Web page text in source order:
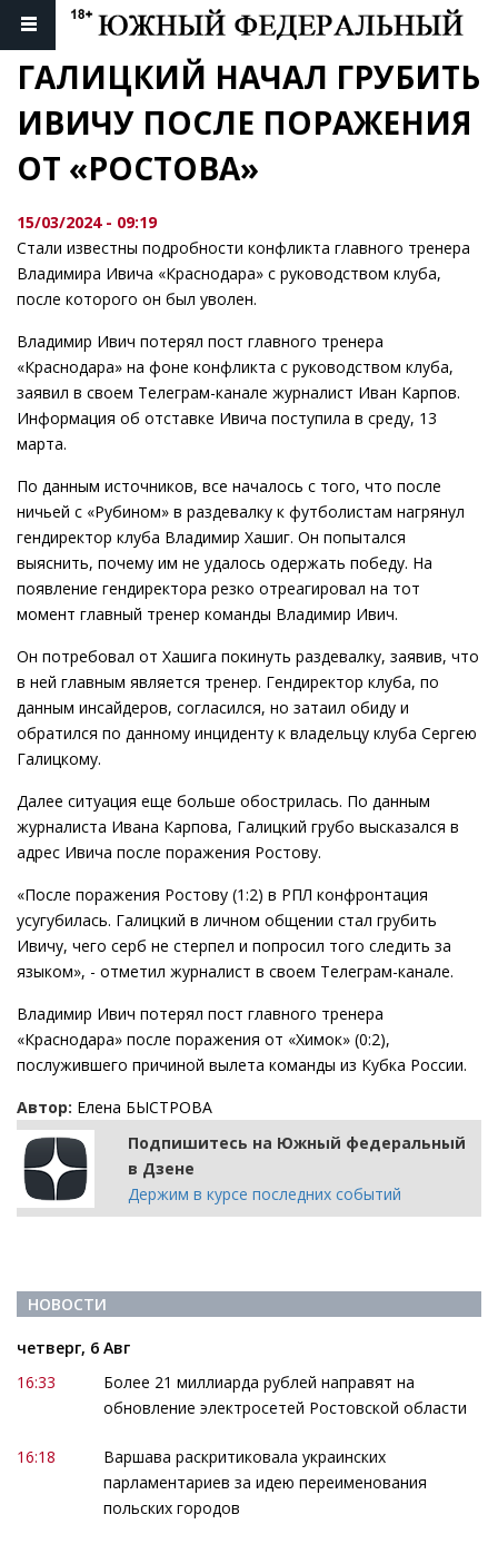
ГАЛИЦКИЙ НАЧАЛ ГРУБИТЬ
ИВИЧУ ПОСЛЕ ПОРАЖЕНИЯ
ОТ «РОСТОВА»
15/03/2024 - 09:19
Стали известны подробности конфликта главного тренера
Владимира Ивича «Краснодара» с руководством клуба,
после которого он был уволен.
Владимир Ивич потерял пост главного тренера
«Краснодара» на фоне конфликта с руководством клуба,
заявил в своем Телеграм-канале журналист Иван Карпов.
Информация об отставке Ивича поступила в среду, 13
марта.
По данным источников, все началось с того, что после
ничьей с «Рубином» в раздевалку к футболистам нагрянул
гендиректор клуба Владимир Хашиг. Он попытался
выяснить, почему им не удалось одержать победу. На
появление гендиректора резко отреагировал на тот
момент главный тренер команды Владимир Ивич.
Он потребовал от Хашига покинуть раздевалку, заявив, что
в ней главным является тренер. Гендиректор клуба, по
данным инсайдеров, согласился, но затаил обиду и
обратился по данному инциденту к владельцу клуба Сергею
Галицкому.
Далее ситуация еще больше обострилась. По данным
журналиста Ивана Карпова, Галицкий грубо высказался в
адрес Ивича после поражения Ростову.
«После поражения Ростову (1:2) в РПЛ конфронтация
усугубилась. Галицкий в личном общении стал грубить
Ивичу, чего серб не стерпел и попросил того следить за
языком», - отметил журналист в своем Телеграм-канале.
Владимир Ивич потерял пост главного тренера
«Краснодара» после поражения от «Химок» (0:2),
послужившего причиной вылета команды из Кубка России.
Автор: Елена БЫСТРОВА
Подпишитесь на Южный федеральный
в Дзене
Держим в курсе последних событий
НОВОСТИ
четверг, 6 Авг
16:33
Более 21 миллиарда рублей направят на
обновление электросетей Ростовской области
16:18
Варшава раскритиковала украинских
парламентариев за идею переименования
польских городов